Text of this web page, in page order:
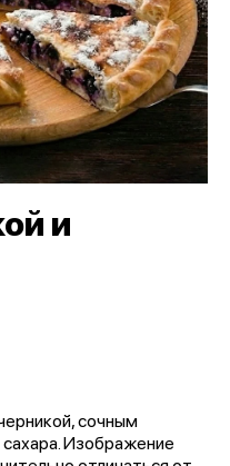
и
сочным
Изображение